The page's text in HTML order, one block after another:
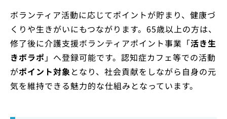
ボランティア活動に応じてポイントが貯まり、健康づ
くりや生きがいにもつながります。65歳以上の方は、
修了後に介護支援ボランティアポイント事業「活き生
きボラポ 」へ登録可能です。認知症カフェ等での活動
がポイント対象となり、社会貢献をしながら自身の元
気を維持できる魅力的な仕組みとなっています。